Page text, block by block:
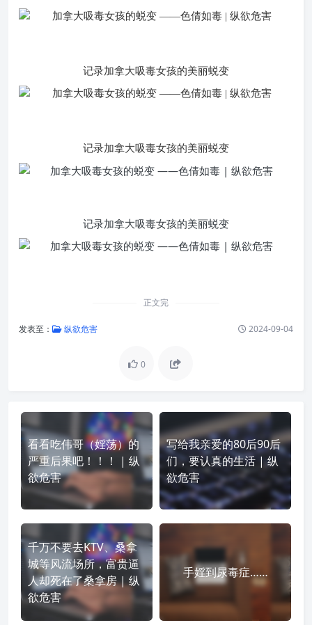
记录加拿大吸毒女孩的美丽蜕变
记录加拿大吸毒女孩的美丽蜕变
记录加拿大吸毒女孩的美丽蜕变
正文完
发表至： 纵欲危害 2024-09-04
0
看看吃伟哥（婬荡）的
严重后果吧！！！ | 纵
欲危害
写给我亲爱的80后90后
们，要认真的生活 | 纵
欲危害
千万不要去KTV、桑拿
城等风流场所，富贵逼
人却死在了桑拿房 | 纵
欲危害
手婬到尿毒症……